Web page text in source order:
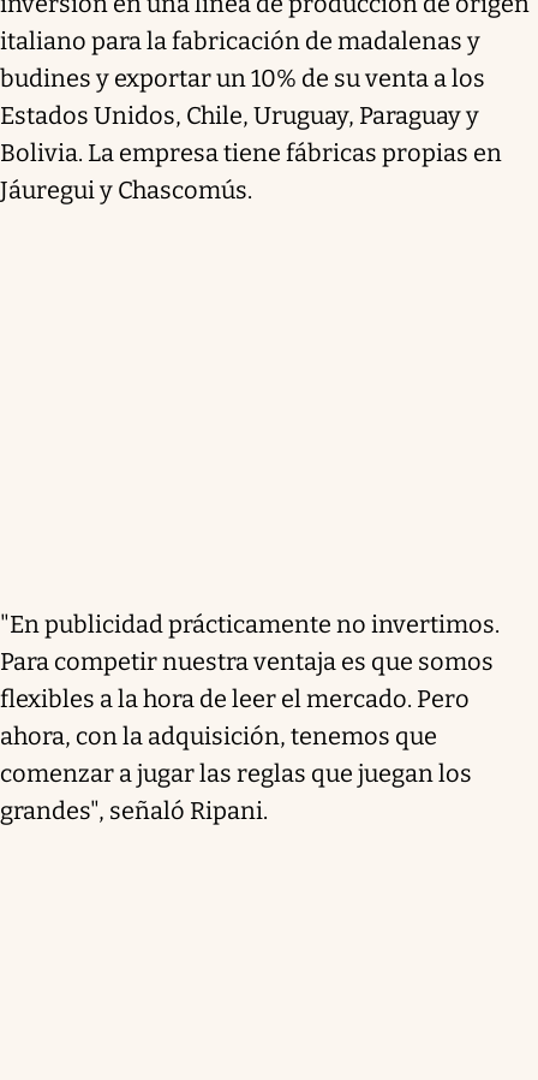
italiano para la fabricación de madalenas y
budines y exportar un 10% de su venta a los
Estados Unidos, Chile, Uruguay, Paraguay y
Bolivia. La empresa tiene fábricas propias en
Jáuregui y Chascomús.
"En publicidad prácticamente no invertimos.
Para competir nuestra ventaja es que somos
flexibles a la hora de leer el mercado. Pero
ahora, con la adquisición, tenemos que
comenzar a jugar las reglas que juegan los
grandes", señaló Ripani.